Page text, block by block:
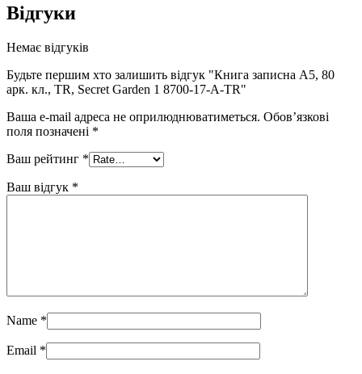
Відгуки
Немає відгуків
Будьте першим хто залишить відгук "Книга записна A5, 80
арк. кл., TR, Secret Garden 1 8700-17-A-TR"
Ваша e-mail адреса не оприлюднюватиметься. Обов’язкові
поля позначені *
Ваш рейтинг *
Ваш відгук *
Name *
Email *